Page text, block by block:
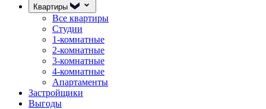
Квартиры
Все квартиры
Студии
1-комнатные
2-комнатные
3-комнатные
4-комнатные
Апартаменты
Застройщики
Выгоды